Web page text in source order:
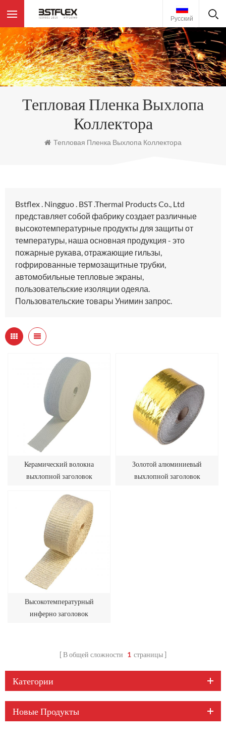
Русский
Тепловая Пленка Выхлопа
Коллектора
Тепловая Пленка Выхлопа Коллектора
Bstflex . Ningguo . BST .Thermal Products Co., Ltd
представляет собой фабрику создает различные
высокотемпературные продукты для защиты от
температуры, наша основная продукция - это
пожарные рукава, отражающие гильзы,
гофрированные термозащитные трубки,
автомобильные тепловые экраны,
пользовательские изоляции одеяла.
Пользовательские товары Унимин запрос.
Керамический волокна
выхлопной заголовок
Золотой алюминиевый
выхлопной заголовок
Высокотемпературный
инферно заголовок
В общей сложности 1 страницы
Категории
Новые Продукты